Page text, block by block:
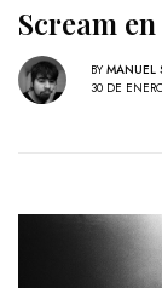
Scream
BY MANUEL
30 DE